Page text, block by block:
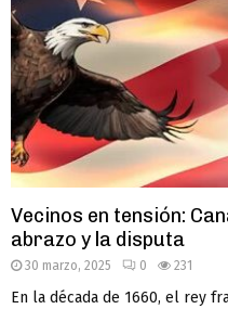
Vecinos en tensión:
abrazo y la disputa
30 marzo, 2025 0 231
En la década de 1660, el rey